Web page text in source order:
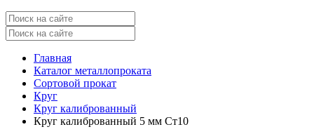
Главная
Каталог металлопроката
Сортовой прокат
Круг
Круг калиброванный
Круг калиброванный 5 мм Ст10